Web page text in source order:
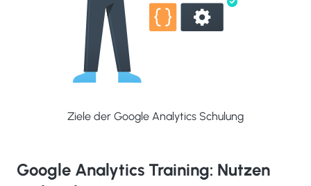
Google Analytics Training: Nutzen
Ziele der Google Analytics Schulung